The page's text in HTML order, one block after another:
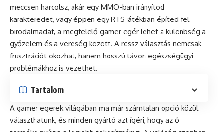
meccsen harcolsz, akár egy MMO-ban irányítod
karakteredet, vagy éppen egy RTS játékban építed fel
birodalmadat, a megfelelő gamer egér lehet a különbség a
győzelem és a vereség között. A rossz választás nemcsak
frusztrációt okozhat, hanem hosszú távon egészségügyi
problémákhoz is vezethet.
Tartalom
A gamer egerek világában ma már számtalan opció közül
választhatunk, és minden gyártó azt ígéri, hogy az ő